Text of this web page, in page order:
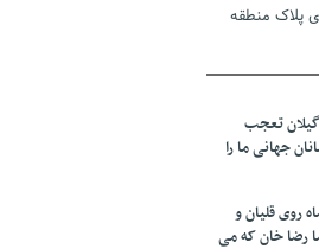
پلاک منطقه
دوم تأمین
اتفاقی در
شده
تعجب
جهانی ما را
روی قلیان و
رضا خان که می